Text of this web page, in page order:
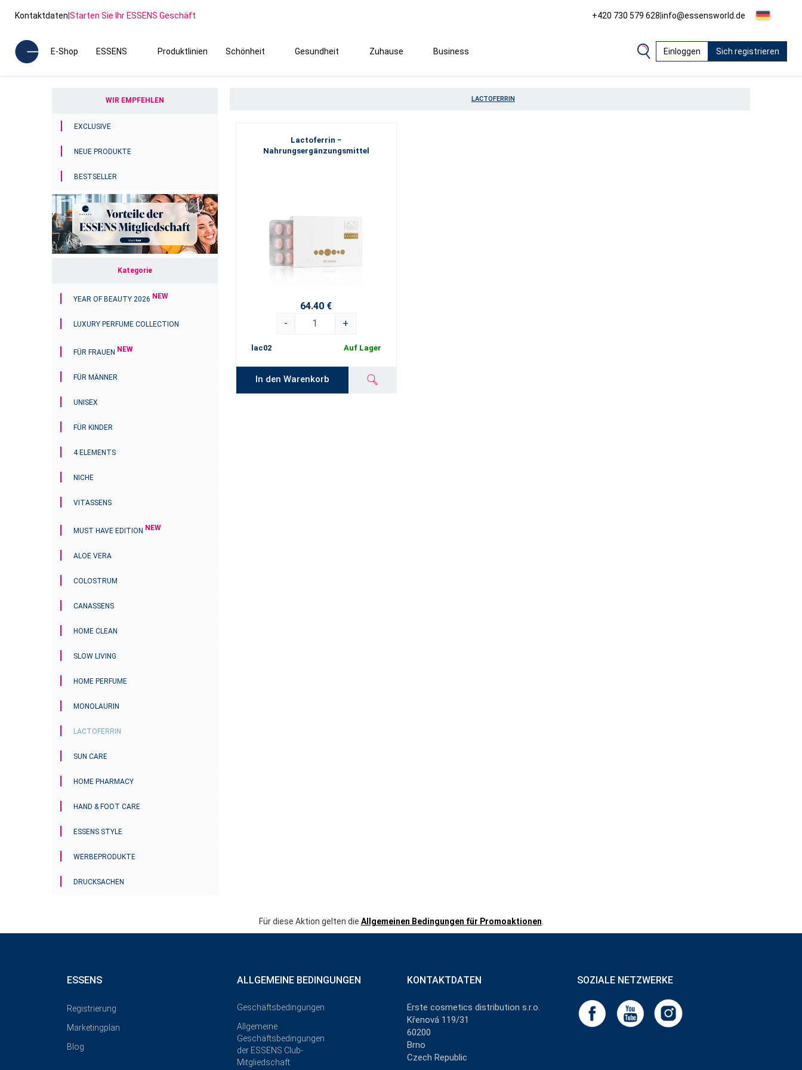
Kontaktdaten|Starten Sie Ihr ESSENS Geschäft +420 730 579 628|info@essensworld.de
E-Shop ESSENS Produktlinien Schönheit Gesundheit Zuhause Business Einloggen Sich registrieren
WIR EMPFEHLEN
EXCLUSIVE
NEUE PRODUKTE
BESTSELLER
Kategorie
YEAR OF BEAUTY 2026 NEW
LUXURY PERFUME COLLECTION
FÜR FRAUEN NEW
FÜR MÄNNER
UNISEX
FÜR KINDER
4 ELEMENTS
NICHE
VITASSENS
MUST HAVE EDITION NEW
ALOE VERA
COLOSTRUM
CANASSENS
HOME CLEAN
SLOW LIVING
HOME PERFUME
MONOLAURIN
LACTOFERRIN
SUN CARE
HOME PHARMACY
HAND & FOOT CARE
ESSENS STYLE
WERBEPRODUKTE
DRUCKSACHEN
LACTOFERRIN
Lactoferrin −
Nahrungsergänzungsmittel
64.40 €
-
+
lac02 Auf Lager
In den Warenkorb
Für diese Aktion gelten die Allgemeinen Bedingungen für Promoaktionen
ESSENS
Registrierung
Marketingplan
Blog
ALLGEMEINE BEDINGUNGEN
Geschäftsbedingungen
Allgemeine
Geschäftsbedingungen
der ESSENS Club-
Mitgliedschaft
KONTAKTDATEN
Erste cosmetics distribution s.r.o.
Křenová 119/31
60200
Brno
Czech Republic
SOZIALE NETZWERKE